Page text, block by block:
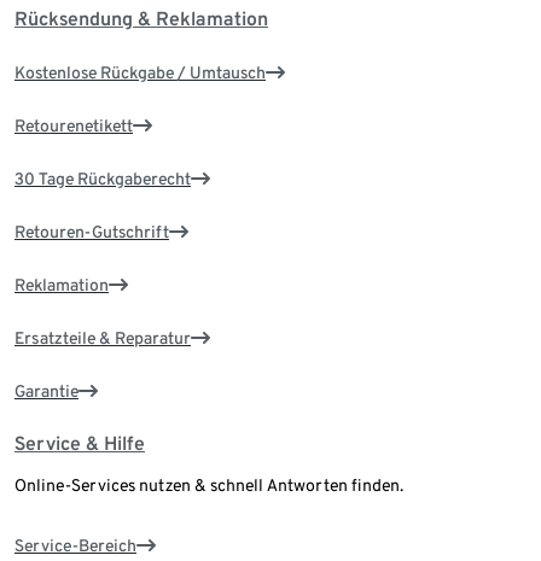
Rücksendung & Reklamation
Kostenlose Rückgabe / Umtausch
Retourenetikett
30 Tage Rückgaberecht
Retouren-Gutschrift
Reklamation
Ersatzteile & Reparatur
Garantie
Service & Hilfe
Online-Services nutzen & schnell Antworten finden.
Service-Bereich